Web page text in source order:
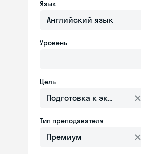
Язык
Английский язык
Уровень
Цель
Подготовка к экзаменам
Тип преподавателя
Премиум